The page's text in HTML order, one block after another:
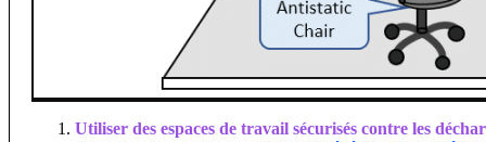
Utiliser des espaces de travail sécurisés contre les